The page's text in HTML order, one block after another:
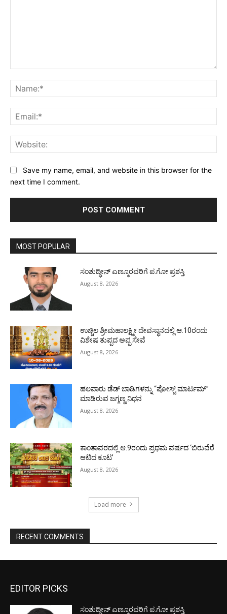
Save my name, email, and website in this browser for the
next time I comment.
MOST POPULAR
ಸಂಶುದ್ಧೀನ್ ಎಣ್ಮೂರವರಿಗೆ ಪ.ಗೋ ಪ್ರಶಸ್ತಿ
August 8, 2026
ಉಚ್ಚಿಲ ಶ್ರೀಮಹಾಲಕ್ಷ್ಮೀ ದೇವಸ್ಥಾನದಲ್ಲಿ ಆ.10ರಂದು
ವಿಶೇಷ ತುಪ್ಪದ ಅಪ್ಪ ಸೇವೆ
August 8, 2026
ಹಲವಾರು ಡೆಡ್ ಬಾಡಿಗಳನ್ನು “ಪೋಸ್ಟ್ ಮಾರ್ಟಮ್”
ಮಾಡಿರುವ ಜಗ್ಗಣ್ಣ ನಿಧನ
August 8, 2026
ಕಾಂತಾವರದಲ್ಲಿ ಆ.9ರಂದು ಪ್ರಥಮ ವರ್ಷದ ‘ಬಿರುವೆರೆ
ಆಟಿದ ಕೂಟ’
August 8, 2026
Load more
RECENT COMMENTS
EDITOR PICKS
ಸಂಶುದ್ಧೀನ್ ಎಣ್ಮೂರವರಿಗೆ ಪ.ಗೋ ಪ್ರಶಸ್ತಿ